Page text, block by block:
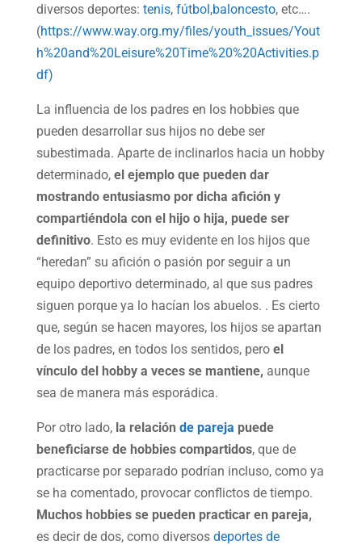
diversos deportes: tenis, fútbol,baloncesto, etc….
(https://www.way.org.my/files/youth_issues/Yout
h%20and%20Leisure%20Time%20%20Activities.p
df)
La influencia de los padres en los hobbies que
pueden desarrollar sus hijos no debe ser
subestimada. Aparte de inclinarlos hacia un hobby
determinado, el ejemplo que pueden dar
mostrando entusiasmo por dicha afición y
compartiéndola con el hijo o hija, puede ser
definitivo. Esto es muy evidente en los hijos que
“heredan” su afición o pasión por seguir a un
equipo deportivo determinado, al que sus padres
siguen porque ya lo hacían los abuelos. . Es cierto
que, según se hacen mayores, los hijos se apartan
de los padres, en todos los sentidos, pero el
vínculo del hobby a veces se mantiene, aunque
sea de manera más esporádica.
Por otro lado, la relación de pareja puede
beneficiarse de hobbies compartidos, que de
practicarse por separado podrían incluso, como ya
se ha comentado, provocar conflictos de tiempo.
Muchos hobbies se pueden practicar en pareja,
es decir de dos, como diversosdeportes de